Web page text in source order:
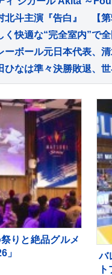
りと絶品グルメ
」
バ